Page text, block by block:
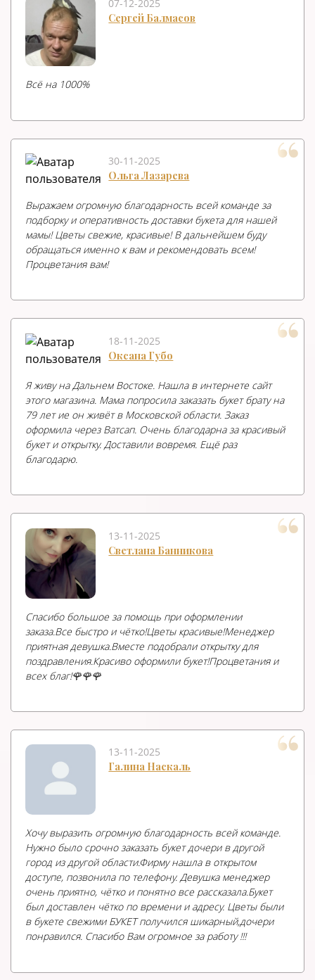
07-12-2025
Сергей Балмасов
Всë на 1000%
30-11-2025
Ольга Лазарева
Выражаем огромную благодарность всей команде за
подборку и оперативность доставки букета для нашей
мамы! Цветы свежие, красивые! В дальнейшем буду
обращаться именно к вам и рекомендовать всем!
Процветания вам!
18-11-2025
Оксана Губо
Я живу на Дальнем Востоке. Нашла в интернете сайт
этого магазина. Мама попросила заказать букет брату на
79 лет ие он живёт в Московской области. Заказ
оформила через Ватсап. Очень благодарна за красивый
букет и открытку. Доставили вовремя. Ещё раз
благодарю.
13-11-2025
Светлана Банникова
Спасибо большое за помощь при оформлении
заказа.Все быстро и чётко!Цветы красивые!Менеджер
приятная девушка.Вместе подобрали открытку для
поздравления.Красиво оформили букет!Процветания и
всех благ!🌹🌹🌹
13-11-2025
Галина Наскаль
Хочу выразить огромную благодарность всей команде.
Нужно было срочно заказать букет дочери в другой
город из другой области.Фирму нашла в открытом
доступе, позвонила по телефону. Девушка менеджер
очень приятно, чётко и понятно все рассказала.Букет
был доставлен чётко по времени и адресу. Цветы были
в букете свежими БУКЕТ получился шикарный,дочери
понравился. Спасибо Вам огромное за работу !!!